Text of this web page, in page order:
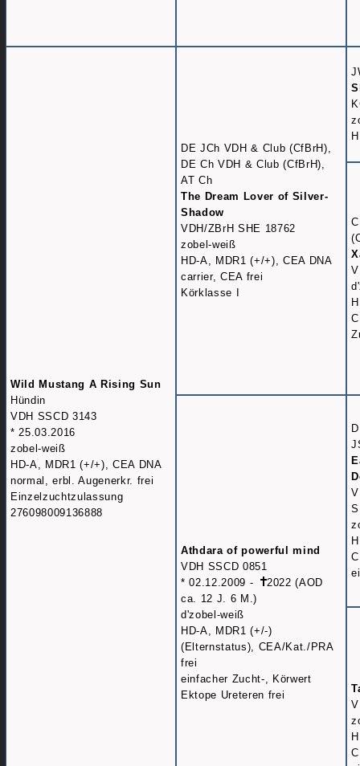
Wild Mustang A Rising Sun
Hündin
VDH SSCD 3143
* 25.03.2016
zobel-weiß
HD-A, MDR1 (+/+), CEA DNA
normal, erbl. Augenerkr. frei
Einzelzuchtzulassung
276098009136888
DE JCh VDH & Club (CfBrH),
DE Ch VDH & Club (CfBrH),
AT Ch
The Dream Lover of Silver-
Shadow
VDH/ZBrH SHE 18762
zobel-weiß
HD-A, MDR1 (+/+), CEA DNA
carrier, CEA frei
Körklasse I
Athdara of powerful mind
VDH SSCD 0851
* 02.12.2009 -
2022 (AOD
ca. 12 J. 6 M.)
d'zobel-weiß
HD-A, MDR1 (+/-)
(Elternstatus), CEA/Kat./PRA
frei
einfacher Zucht-, Körwert
Ektope Ureteren frei